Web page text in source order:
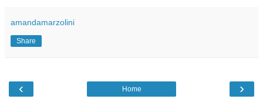
amandamarzolini
Share
‹ ›
Home